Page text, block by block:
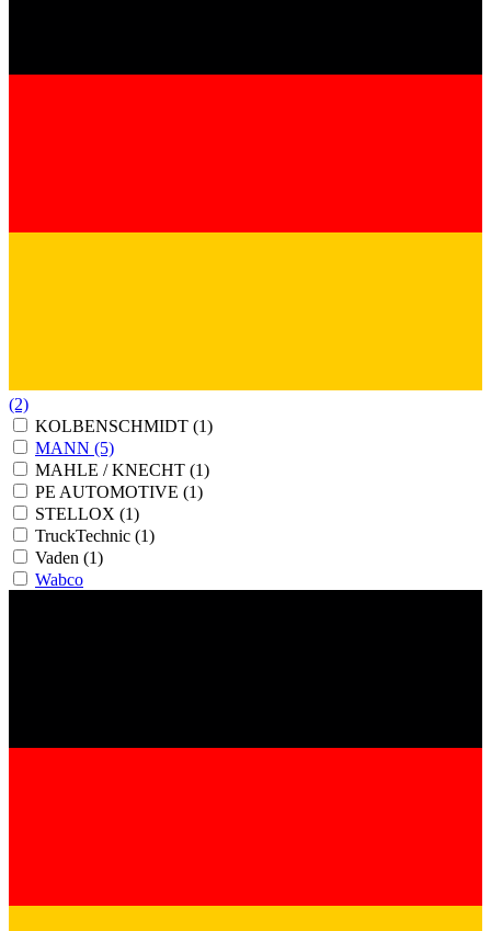
(2)
KOLBENSCHMIDT (1)
MANN (5)
MAHLE / KNECHT (1)
PE AUTOMOTIVE (1)
STELLOX (1)
TruckTechnic (1)
Vaden (1)
Wabco